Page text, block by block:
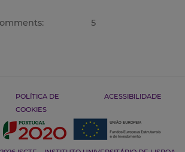
5
POLÍTICA DE
COOKIES
ACESSIBILIDADE